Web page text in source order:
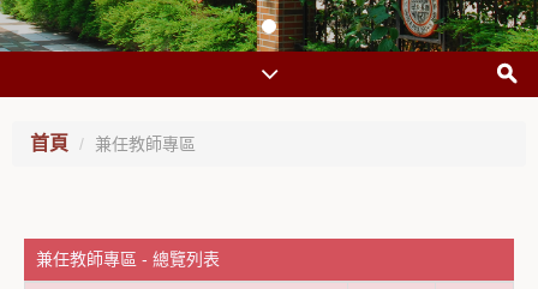
首頁 兼任教師專區
兼任教師專區 - 總覽列表